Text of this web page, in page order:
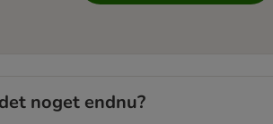
noget endnu?